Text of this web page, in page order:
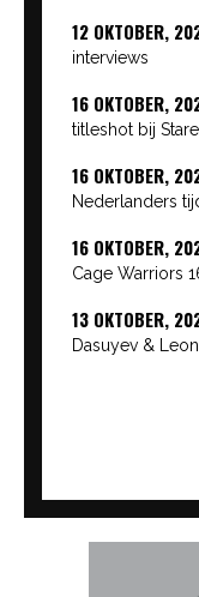
12 OKTOBER,
interviews
16 OKTOBER,
titleshot bij
16 OKTOBER,
Nederlanders
16 OKTOBER,
Cage Warriors
13 OKTOBER,
Dasuyev &